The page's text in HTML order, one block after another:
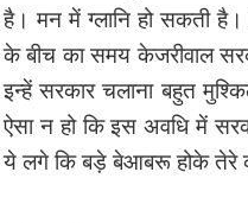
है। मन में ग्लानि हो सकती
के बीच का समय केजरीवाल
इन्हें सरकार चलाना बहुत
ऐसा न हो कि इस अवधि में
ये लगे कि बड़े बेआबरू होके